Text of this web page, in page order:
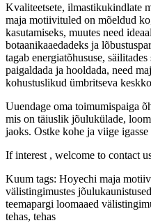
Kvaliteetsete, ilmastikukindlate
maja motiivituled on mõeldud
kasutamiseks, muutes need
botaanikaaedadeks ja
tagab energiatõhususe,
paigaldada ja hooldada, need
kohustuslikud ümbritseva
Uuendage oma toimumispaiga
mis on täiuslik jõulukülade,
jaoks. Ostke kohe ja viige
If interest , welcome to contact
Kuum tags: Hoyechi maja
välistingimustes
teemapargi loomaaed
tehas, tehas